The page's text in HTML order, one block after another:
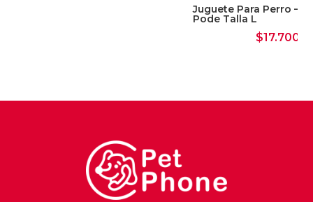
Juguete Para Perro –
Pode Talla L
$17.700